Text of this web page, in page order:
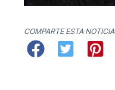
COMPARTE ESTA NOTICIA